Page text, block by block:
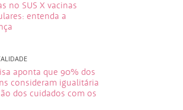
no SUS X vacinas
entenda a
aponta que 90% dos
consideram igualitária
dos cuidados com os